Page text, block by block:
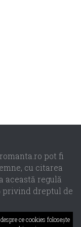
pot fi
cu citarea
această regulă
privind dreptul de
Hueman theme
ce cookies foloseşte